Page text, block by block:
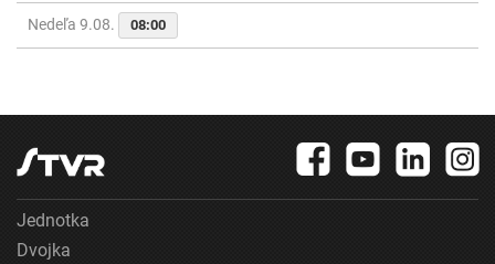
Nedeľa 9.08. 08:00
Jednotka
Dvojka